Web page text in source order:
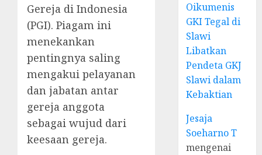
Gereja di Indonesia
(PGI). Piagam ini
menekankan
pentingnya saling
mengakui pelayanan
dan jabatan antar
gereja anggota
sebagai wujud dari
keesaan gereja.
Oikumenis
GKI Tegal di
Slawi
Libatkan
Pendeta GKJ
Slawi dalam
Kebaktian
Jesaja
Soeharno T
mengenai